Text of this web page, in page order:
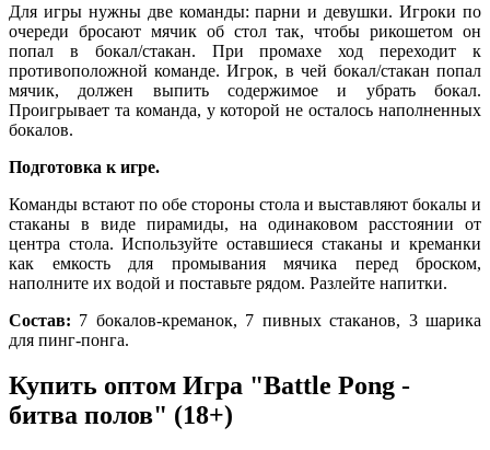
Для игры нужны две команды: парни и девушки. Игроки по
очереди бросают мячик об стол так, чтобы рикошетом он
попал в бокал/стакан. При промахе ход переходит к
противоположной команде. Игрок, в чей бокал/стакан попал
мячик, должен выпить содержимое и убрать бокал.
Проигрывает та команда, у которой не осталось наполненных
бокалов.
Подготовка к игре.
Команды встают по обе стороны стола и выставляют бокалы и
стаканы в виде пирамиды, на одинаковом расстоянии от
центра стола. Используйте оставшиеся стаканы и креманки
как емкость для промывания мячика перед броском,
наполните их водой и поставьте рядом. Разлейте напитки.
Состав: 7 бокалов-креманок, 7 пивных стаканов, 3 шарика
для пинг-понга.
Купить оптом Игра "Battle Pong -
битва полов" (18+)